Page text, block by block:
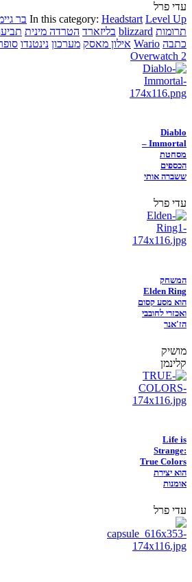
עדי פרל
In this category: Headstart Level Up בר
תרומות blizzard בליזארד הטרדה מינית
כתבה Wario אילון מאסק מערכון נינטנדו
Overwatch 2
Diablo
Immortal –
מסחטת
הכספים
ששברה אותי
עדי פרל
המשחק
Elden Ring
הוא מסע קסום
ואכזרי לחובבי
הז'אנר
מושיק
קלינמן
Life is
Strange:
True Colors
הוא יצירת
אומנות
עדי פרל